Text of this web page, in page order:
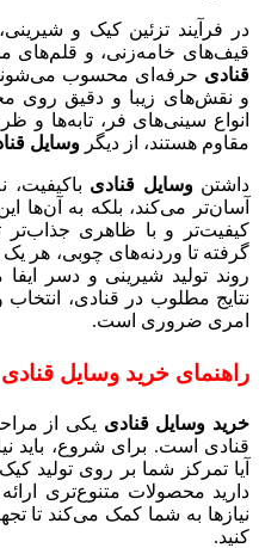
در فرآیند تزئین کیک و
قیف‌های خامه‌زنی، و
قنادی حرفه‌ای محسوب می‌شوند
و نقش‌های زیبا و دقیق روی
انواع سینی‌های فر، تابه‌ها و
مقاوم هستند، از دیگر وسایل
داشتنوسایل قنادی باکیفیت،
آسان‌تر می‌کند، بلکه به آن‌ها
کیفیت‌تر و با ظاهری جذاب‌تر
گرفته تا وردنه‌های چوبی، هر یک
روند تولید شیرینی و دسر ایفا
نتایج مطلوب در قنادی، انتخاب
امری ضروری است.
راهنمای خرید وسایل قنادی
خرید وسایل قنادی یکی از
قنادی است. برای شروع، باید
آیا تمرکز شما بر روی تولید
دارید محصولات متنوع‌تری
نیازها به شما کمک می‌کند تا
کنید.